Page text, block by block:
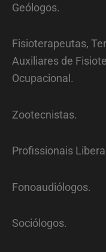
Geólogos.
Fisioterapeutas,
Auxiliares de
Ocupacional.
Zootecnistas.
Profissionais
Fonoaudiólogos.
Sociólogos.